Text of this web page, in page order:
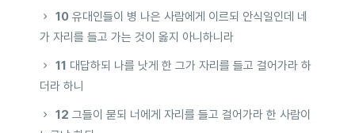
10유대인들이 병 나은 사람에게 이르되 안식일인데 네
가 자리를 들고 가는 것이 옳지 아니하니라
11 대답하되 나를 낫게 한 그가 자리를 들고 걸어가라 하
더라 하니
12 그들이 묻되 너에게 자리를 들고 걸어가라 한 사람이